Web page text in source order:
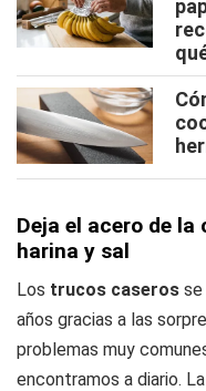
Deja el acero de
harina y sal
Los trucos caseros se
años gracias a las
problemas muy
encontramos a diario.